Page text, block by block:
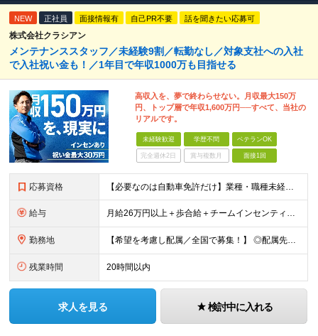
NEW 正社員 面接情報有 自己PR不要 話を聞きたい応募可
株式会社クラシアン
メンテナンススタッフ／未経験9割／転勤なし／対象支社への入社
で入社祝い金も！／1年目で年収1000万も目指せる
高収入を、夢で終わらせない。月収最大150万
円、トップ層で年収1,600万円──すべて、当社の
リアルです。
未経験歓迎 学歴不問 ベテランOK
完全週休2日 賞与複数月 面接1回
応募資格 【必要なのは自動車免許だけ】業種・職種未経験歓迎／学歴不問／正社員デビューの方、フリーターの方もOK！ ＜応募条件＞ ■普通自動車免許（AT限定可） ＊1人1台、社用車を貸与します。 ＊「運転に自信
給与 月給26万円以上＋歩合給＋チームインセンティブ＋諸手当＋残業代 ※上記は東京のみの月給です。 ┗その他エリアは、月給22万円以上となります。 ※経験・スキルを考慮の上、弊社規程により優遇いたします。
勤務地 【希望を考慮し配属／全国で募集！】 ◎配属先は希望考慮！ ◎転勤なし ★関東 ■東京 板橋区/世⽥⾕区/練⾺区/⾜⽴区/⼤⽥区/江⼾川区/多摩市 ■千葉 千葉市/船橋市/柏市 ■神奈川 横浜市/厚⽊
残業時間 20時間以内
求人を見る 検討中に入れる